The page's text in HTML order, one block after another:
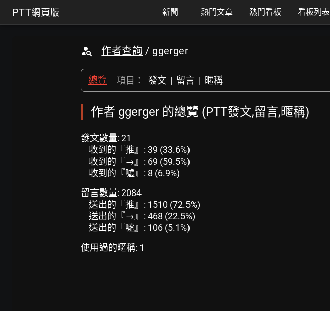
PTT網頁版 新聞 熱門文章 熱門看板 看板列表
作者查詢 / ggerger
總覽 項目： 發文 | 留言 | 暱稱
作者 ggerger 的總覽 (PTT發文,留言,暱稱)
發文數量: 21
收到的『推』: 39 (33.6%)
收到的『→』: 69 (59.5%)
收到的『噓』: 8 (6.9%)
留言數量: 2084
送出的『推』: 1510 (72.5%)
送出的『→』: 468 (22.5%)
送出的『噓』: 106 (5.1%)
使用過的暱稱: 1